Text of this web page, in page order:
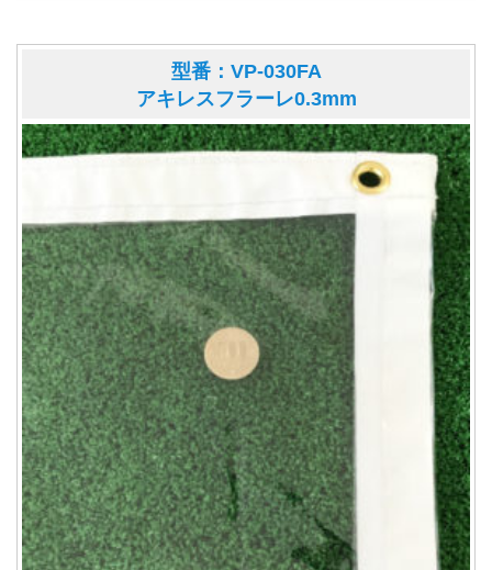
型番：VP-030FA
アキレスフラーレ0.3mm